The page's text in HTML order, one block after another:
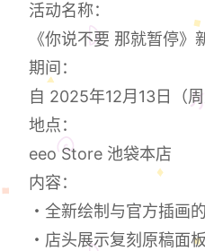
活动名称：
《你说不要 那就暂停》
期间：
自 2025年12月13日（
地点：
eeo Store 池袋本店
内容：
・全新绘制与官方插画
・店头展示复刻原稿面板